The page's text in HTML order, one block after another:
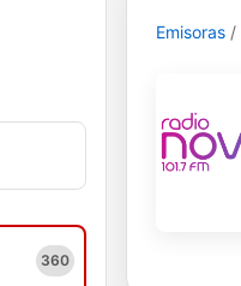
360
Emisoras